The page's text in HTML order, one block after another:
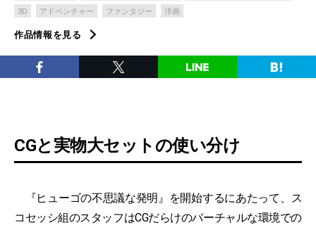
3D
アドベンチャー ファンタジー 洋画
作品情報を見る
CGと実物大セットの使い分け
『ヒューゴの不思議な発明』を開始するにあたって、ス
コセッシ組のスタッフはCGだらけのバーチャルな環境での